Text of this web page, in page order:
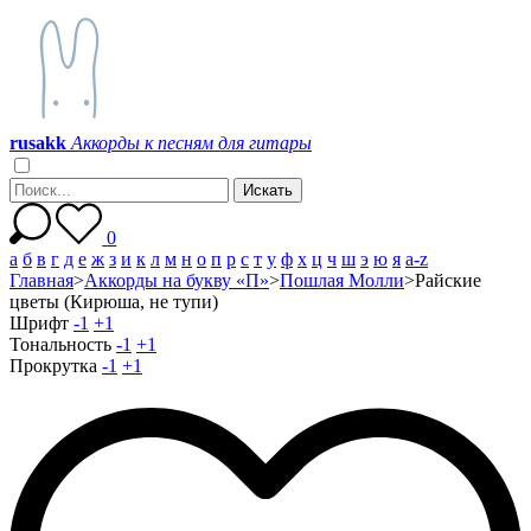
rusakk Аккорды к песням для гитары
0
а б в г д е ж з и к л м н о п р с т у ф х ц ч ш э ю я a-z
Главная>Аккорды на букву «П»>Пошлая Молли>Райские
цветы (Кирюша, не тупи)
Шрифт -1 +1
Тональность -1 +1
Прокрутка -1 +1